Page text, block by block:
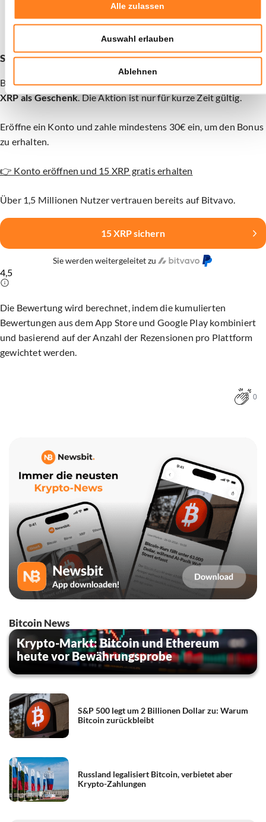
Alle zulassen
Auswahl erlauben
Ablehnen
mögliches nächstes Gebiet, wo Käufer wieder einsteigen
könnten.
Schon deine 15 XRP als Willkommensbonus beansprucht?
Bitvavo in Zusammenarbeit mit Newsbit bietet dir aktuell15
XRP als Geschenk. Die Aktion ist nur für kurze Zeit gültig.
Eröffne ein Konto und zahle mindestens 30€ ein, um den Bonus
zu erhalten.
👉 Konto eröffnen und 15 XRP gratis erhalten
Über 1,5 Millionen Nutzer vertrauen bereits auf Bitvavo.
15 XRP sichern
Sie werden weitergeleitet zu
4,5
Die Bewertung wird berechnet, indem die kumulierten
Bewertungen aus dem App Store und Google Play kombiniert
und basierend auf der Anzahl der Rezensionen pro Plattform
gewichtet werden.
0
Bitcoin News
Krypto-Markt: Bitcoin und Ethereum
heute vor Bewährungsprobe
S&P 500 legt um 2 Billionen Dollar zu: Warum
Bitcoin zurückbleibt
Russland legalisiert Bitcoin, verbietet aber
Krypto-Zahlungen